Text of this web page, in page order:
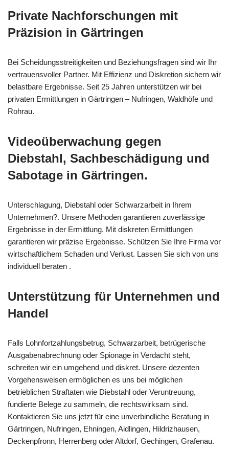
Private Nachforschungen mit
Präzision in Gärtringen
Bei Scheidungsstreitigkeiten und Beziehungsfragen sind wir Ihr
vertrauensvoller Partner. Mit Effizienz und Diskretion sichern wir
belastbare Ergebnisse. Seit 25 Jahren unterstützen wir bei
privaten Ermittlungen in Gärtringen – Nufringen, Waldhöfe und
Rohrau.
Videoüberwachung gegen
Diebstahl, Sachbeschädigung und
Sabotage in Gärtringen.
Unterschlagung, Diebstahl oder Schwarzarbeit in Ihrem
Unternehmen?. Unsere Methoden garantieren zuverlässige
Ergebnisse in der Ermittlung. Mit diskreten Ermittlungen
garantieren wir präzise Ergebnisse. Schützen Sie Ihre Firma vor
wirtschaftlichem Schaden und Verlust. Lassen Sie sich von uns
individuell beraten .
Unterstützung für Unternehmen und
Handel
Falls Lohnfortzahlungsbetrug, Schwarzarbeit, betrügerische
Ausgabenabrechnung oder Spionage in Verdacht steht,
schreiten wir ein umgehend und diskret. Unsere dezenten
Vorgehensweisen ermöglichen es uns bei möglichen
betrieblichen Straftaten wie Diebstahl oder Veruntreuung,
fundierte Belege zu sammeln, die rechtswirksam sind.
Kontaktieren Sie uns jetzt für eine unverbindliche Beratung in
Gärtringen, Nufringen, Ehningen, Aidlingen, Hildrizhausen,
Deckenpfronn, Herrenberg oder Altdorf, Gechingen, Grafenau.